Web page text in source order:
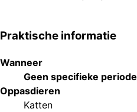
Praktische informatie
Wanneer
Geen specifieke periode
Oppasdieren
Katten